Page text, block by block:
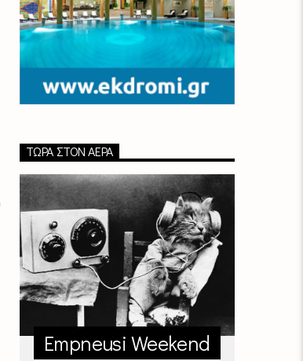
ΤΏΡΑ ΣΤΟΝ ΑΈΡΑ
Empneusi Weekend